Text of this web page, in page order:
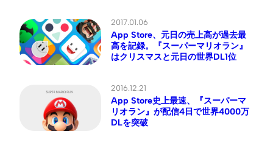
2017.01.06
App Store、元日の売上高が過去最
高を記録。『スーパーマリオラン』
はクリスマスと元日の世界DL1位
2016.12.21
App Store史上最速、『スーパーマ
リオラン』が配信4日で世界4000万
DLを突破